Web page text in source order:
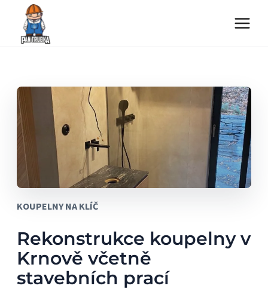
Přeskočit
obsah
KOUPELNY NA KLÍČ
Rekonstrukce koupelny v
Krnově včetně
stavebních prací